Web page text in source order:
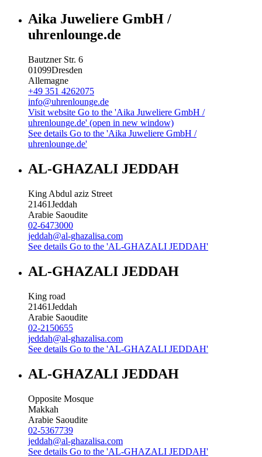
Aika Juweliere GmbH /
uhrenlounge.de
Bautzner Str. 6
01099Dresden
Allemagne
+49 351 4262075
info@uhrenlounge.de
Visit website Go to the 'Aika Juweliere GmbH /
uhrenlounge.de' (open in new window)
See details Go to the 'Aika Juweliere GmbH /
uhrenlounge.de'
AL-GHAZALI JEDDAH
King Abdul aziz Street
21461Jeddah
Arabie Saoudite
02-6473000
jeddah@al-ghazalisa.com
See details Go to the 'AL-GHAZALI JEDDAH'
AL-GHAZALI JEDDAH
King road
21461Jeddah
Arabie Saoudite
02-2150655
jeddah@al-ghazalisa.com
See details Go to the 'AL-GHAZALI JEDDAH'
AL-GHAZALI JEDDAH
Opposite Mosque
Makkah
Arabie Saoudite
02-5367739
jeddah@al-ghazalisa.com
See details Go to the 'AL-GHAZALI JEDDAH'